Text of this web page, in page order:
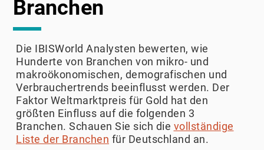
39 Tonnen, was einem Anstieg von 79 %
gegenüber dem Vormonat entsprach und eine
Preisniveaus unterstreicht. Die Polnische
Nationalbank profilierte sich 2025 als größter
Käufer, flankiert von einer offensiven
Aufstockung der Bestände durch Brasilien,
Kasachstan und die Türkei. Daten des World
Gold Council aus dem Jahr 2025 weisen auf
ein außergewöhnlich hohes institutionelles
Branchen
Die IBISWorld Analysten bewerten, wie
Hunderte von Branchen von mikro- und
makroökonomischen, demografischen und
Verbrauchertrends beeinflusst werden. Der
Faktor Weltmarktpreis für Gold hat den
größten Einfluss auf die folgenden 3
Branchen. Schauen Sie sich die vollständige
Liste der Branchen für Deutschland an.